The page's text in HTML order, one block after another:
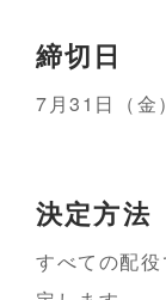
締切日
7月31日（金
決定方法
すべての配